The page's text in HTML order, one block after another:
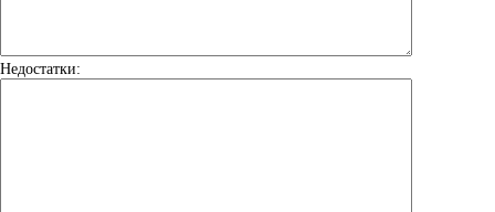
Недостатки: